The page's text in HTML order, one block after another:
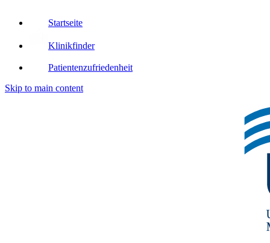
Startseite
Klinikfinder
Patientenzufriedenheit
Skip to main content